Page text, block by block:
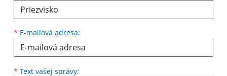
* E-mailová adresa:
* Text vašej správy: